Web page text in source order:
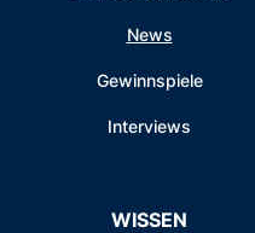
News
Gewinnspiele
Interviews
WISSEN